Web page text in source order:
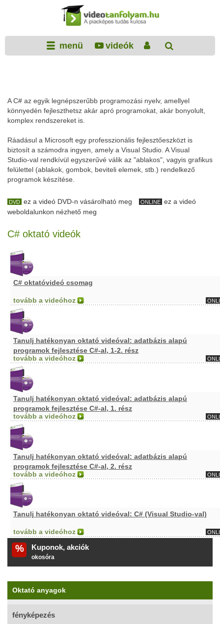
menü videók
A C# az egyik legnépszerűbb programozási nyelv, amellyel
könnyedén fejleszthetsz akár apró programokat, akár bonyolult,
komplex rendszereket is.
Ráadásul a Microsoft egy professzionális fejlesztőeszközt is
biztosít a számodra ingyen, amely a Visual Studio. A Visual
Studio-val rendkívül egyszerűvé válik az "ablakos", vagyis grafikus
felülettel (ablakok, gombok, beviteli elemek, stb.) rendelkező
programok készítése.
DVD ez a videó DVD-n vásárolható meg ONLINE ez a videó
weboldalunkon nézhető meg
C# oktató videók
C# oktatóvideó csomag
tovább a videóhoz
Tanulj hatékonyan oktató videóval: adatbázis alapú
programok fejlesztése C#-al, 1-2. rész
tovább a videóhoz
Tanulj hatékonyan oktató videóval: adatbázis alapú
programok fejlesztése C#-al, 1. rész
tovább a videóhoz
Tanulj hatékonyan oktató videóval: adatbázis alapú
programok fejlesztése C#-al, 2. rész
tovább a videóhoz
Tanulj hatékonyan oktató videóval: C# (Visual Studio-val)
tovább a videóhoz
% Kuponok, akciók
okosóra
Oktató anyagok
fényképezés